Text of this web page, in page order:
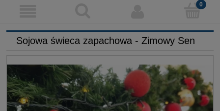
Sojowa świeca zapachowa - Zimowy Sen